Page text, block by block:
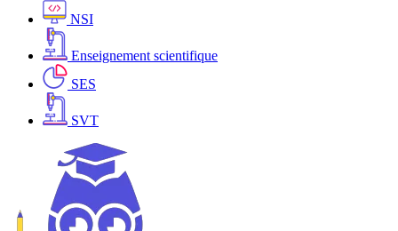
NSI
Enseignement scientifique
SES
SVT